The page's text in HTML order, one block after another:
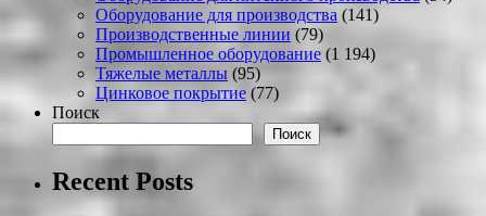
Оборудование для производства (141)
Производственные линии (79)
Промышленное оборудование (1 194)
Тяжелые металлы (95)
Цинковое покрытие (77)
Поиск
Поиск
Recent Posts